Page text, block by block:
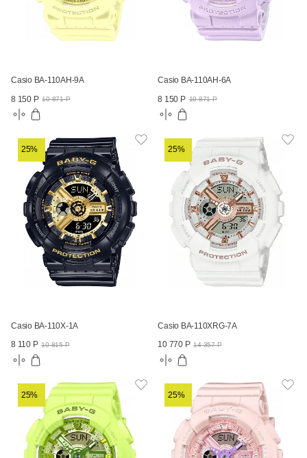
Casio BA-110AH-9A
8 150 Р 10 871 Р
Casio BA-110AH-6A
8 150 Р 10 871 Р
25%
Casio BA-110X-1A
8 110 Р 10 815 Р
25%
Casio BA-110XRG-7A
10 770 Р 14 357 Р
25% 25%